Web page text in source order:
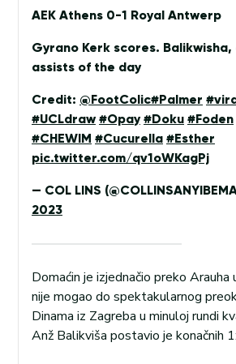
AEK Athens 0-1 Royal Antwerp
Gyrano Kerk scores.
assists of the day
Credit: @FootColic#Palmer
#UCLdraw #Opay #Doku #Foden
#CHEWIM #Cucurella #Esther
pic.twitter.com/qv1oWKagPj
— COL LINS
2023
Domaćin je izjednačio preko Arauha
nije mogao do spektakularnog
Dinama iz Zagreba u minuloj rundi
Anž Balikviša postavio je konačnih